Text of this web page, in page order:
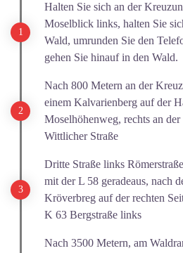
Halten Sie sich an der
Moselblick links, halten Sie
Wald, umrunden Sie den
gehen Sie hinauf in den Wald.
Nach 800 Metern an der
einem Kalvarienberg auf der
Moselhöhenweg, rechts an
Wittlicher Straße
Dritte Straße links
mit der L 58 geradeaus, nach
Kröverbreg auf der rechten
K 63 Bergstraße links
Nach 3500 Metern, am